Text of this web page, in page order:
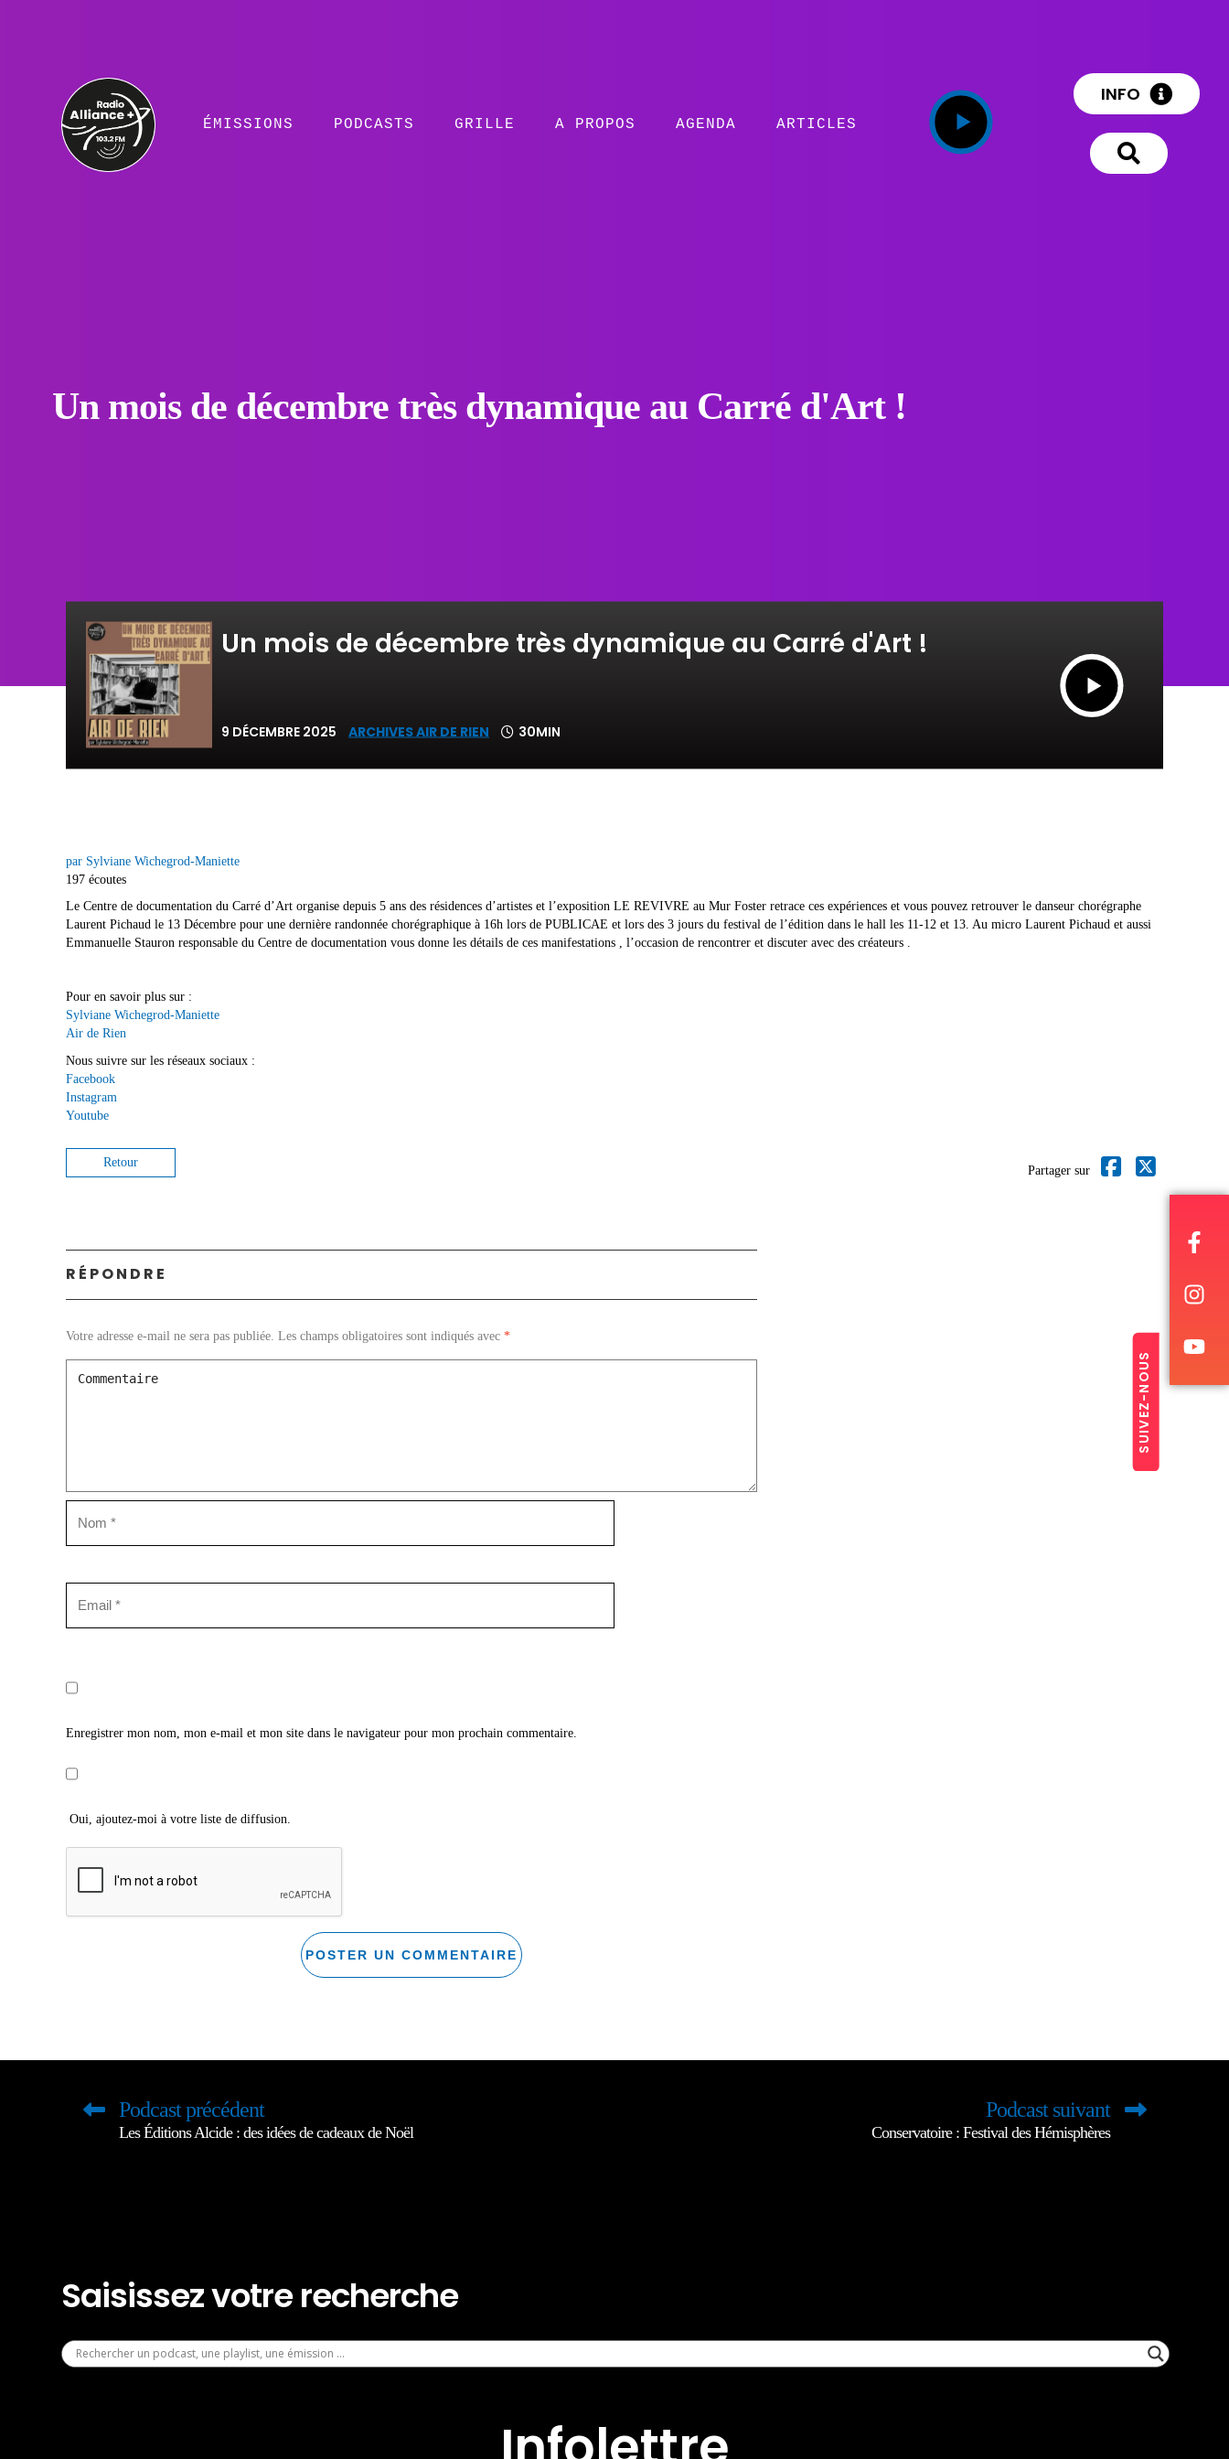
ÉMISSIONS PODCASTS GRILLE A PROPOS AGENDA ARTICLES
INFO
SUIVEZ-NOUS
Un mois de décembre très dynamique au Carré d'Art !
Un mois de décembre très dynamique au Carré d'Art !
9 DÉCEMBRE 2025 ARCHIVES AIR DE RIEN 30MIN
par Sylviane Wichegrod-Maniette
197 écoutes
Le Centre de documentation du Carré d’Art organise depuis 5 ans des résidences d’artistes et l’exposition LE REVIVRE au Mur Foster retrace ces expériences et vous pouvez retrouver le danseur chorégraphe
Laurent Pichaud le 13 Décembre pour une dernière randonnée chorégraphique à 16h lors de PUBLICAE et lors des 3 jours du festival de l’édition dans le hall les 11-12 et 13. Au micro Laurent Pichaud et aussi
Emmanuelle Stauron responsable du Centre de documentation vous donne les détails de ces manifestations , l’occasion de rencontrer et discuter avec des créateurs .
Pour en savoir plus sur :
Sylviane Wichegrod-Maniette
Air de Rien
Nous suivre sur les réseaux sociaux :
Facebook
Instagram
Youtube
Retour
Partager sur
RÉPONDRE
Votre adresse e-mail ne sera pas publiée. Les champs obligatoires sont indiqués avec *
Enregistrer mon nom, mon e-mail et mon site dans le navigateur pour mon prochain commentaire.
Oui, ajoutez-moi à votre liste de diffusion.
Podcast précédent
Les Éditions Alcide : des idées de cadeaux de Noël
Podcast suivant
Conservatoire : Festival des Hémisphères
Saisissez votre recherche